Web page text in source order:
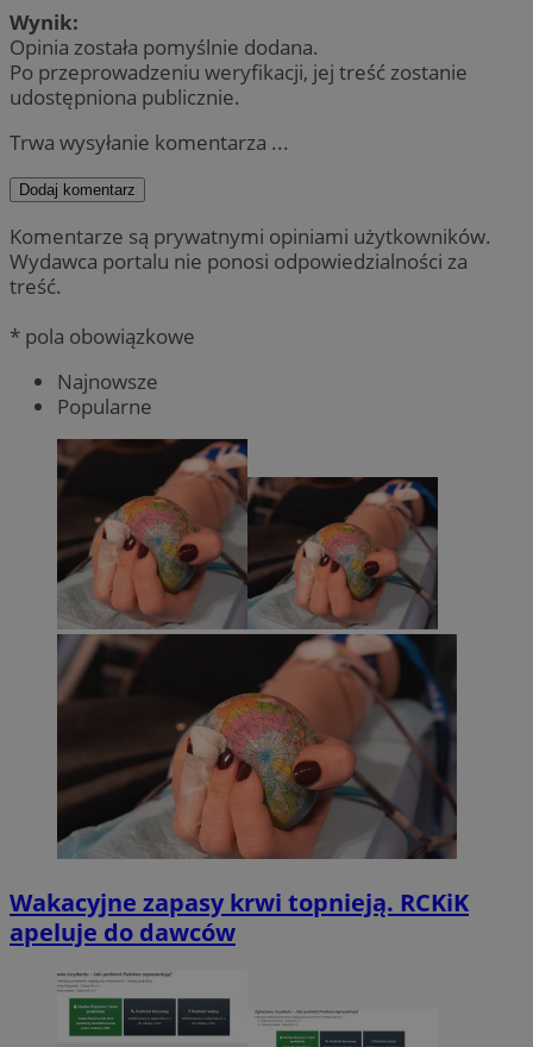
Wynik:
Opinia została pomyślnie dodana.
Po przeprowadzeniu weryfikacji, jej treść zostanie
udostępniona publicznie.
Trwa wysyłanie komentarza ...
Dodaj komentarz
Komentarze są prywatnymi opiniami użytkowników.
Wydawca portalu nie ponosi odpowiedzialności za
treść.
* pola obowiązkowe
Najnowsze
Popularne
Wakacyjne zapasy krwi topnieją. RCKiK
apeluje do dawców